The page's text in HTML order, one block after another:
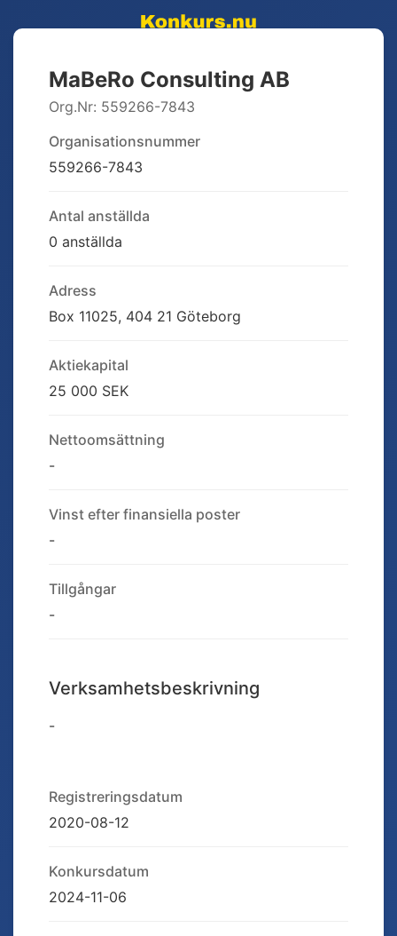
MaBeRo Consulting AB
Org.Nr: 559266-7843
Organisationsnummer
559266-7843
Antal anställda
0 anställda
Adress
Box 11025, 404 21 Göteborg
Aktiekapital
25 000 SEK
Nettoomsättning
-
Vinst efter finansiella poster
-
Tillgångar
-
Verksamhetsbeskrivning
-
Registreringsdatum
2020-08-12
Konkursdatum
2024-11-06